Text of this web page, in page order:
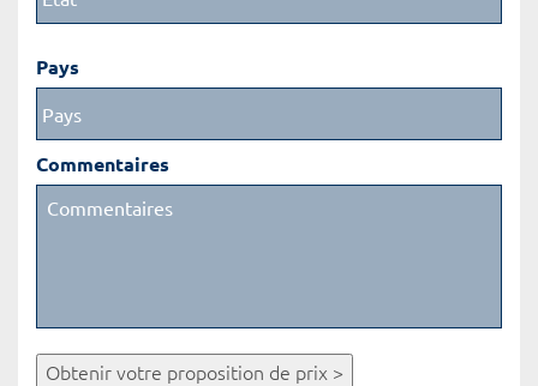
Pays
Commentaires
Obtenir votre proposition de prix >